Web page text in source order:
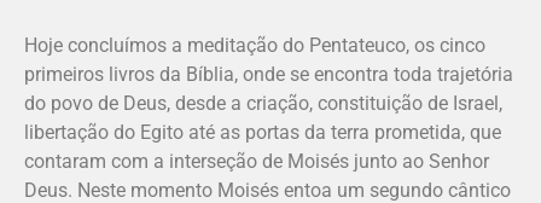
Hoje concluímos a meditação do Pentateuco, os cinco
primeiros livros da Bíblia, onde se encontra toda trajetória
do povo de Deus, desde a criação, constituição de Israel,
libertação do Egito até as portas da terra prometida, que
contaram com a interseção de Moisés junto ao Senhor
Deus. Neste momento Moisés entoa um segundo cântico